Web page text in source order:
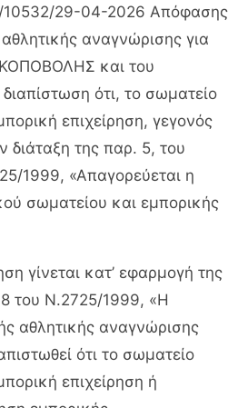
10532/29-04-2026 Απόφασης
αναγνώρισης για
και του
ότι, το σωματείο
επιχείρηση, γεγονός
διάταξη της παρ. 5, του
1999, «Απαγορεύεται η
σωματείου και εμπορικής
γίνεται κατ’ εφαρμογή της
του Ν.2725/1999, «Η
αθλητικής αναγνώρισης
ότι το σωματείο
επιχείρηση ή